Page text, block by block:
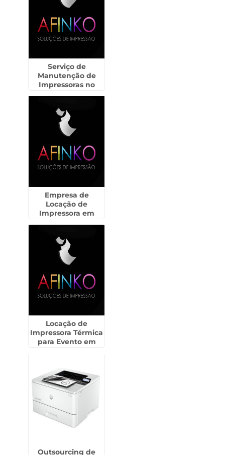
Serviço de
Manutenção de
Impressoras no
Empresa de
Locação de
Impressora em
Locação de
Impressora Térmica
para Evento em
Outsourcing de